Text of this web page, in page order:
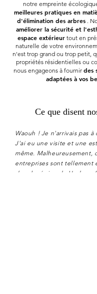
notre empreinte
meilleures pratiques en
d'élimination des arbres .
améliorer la sécurité et
espace extérieur tout en
naturelle de votre
n'est trop grand ou trop petit,
propriétés résidentielles ou
nous engageons à fournir des
adaptées à vos
Ce que disent
Waouh ! Je n'arrivais pas
J'ai eu une visite et une
même. Malheureusement,
entreprises sont tellement
dans la région de Hudson,